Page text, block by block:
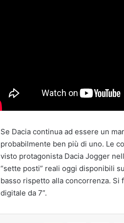
Se Dacia continua ad essere un
probabilmente ben più di uno. Le
visto protagonista Dacia Jogger
“sette posti” reali oggi disponibili
basso rispetto alla concorrenza. Si
digitale da 7”.